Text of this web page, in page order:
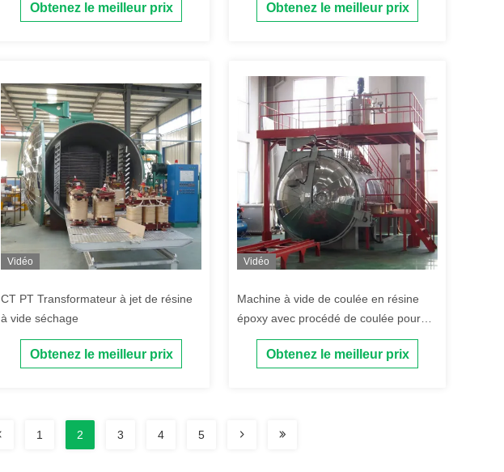
de résine sous vide
Obtenez le meilleur prix Obtenez le meilleur prix
Vidéo
CT PT Transformateur à jet de résine
à vide séchage
Obtenez le meilleur prix
Vidéo
Machine à vide de coulée en résine
époxy avec procédé de coulée pour
transformateur à sec
Obtenez le meilleur prix
1 2 3 4 5